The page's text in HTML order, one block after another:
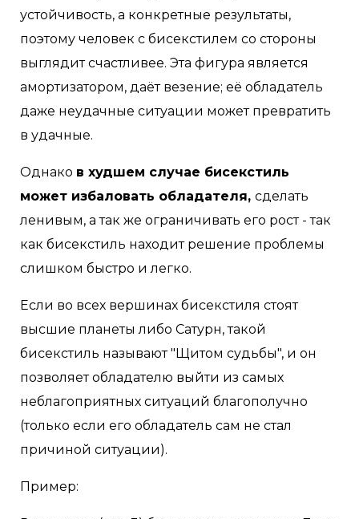
устойчивость, а конкретные результаты,
поэтому человек с бисекстилем со стороны
выглядит счастливее. Эта фигура является
амортизатором, даёт везение; её обладатель
даже неудачные ситуации может превратить
в удачные.
Однако в худшем случае бисекстиль
может избаловать обладателя, сделать
ленивым, а так же ограничивать его рост - так
как бисекстиль находит решение проблемы
слишком быстро и легко.
Если во всех вершинах бисекстиля стоят
высшие планеты либо Сатурн, такой
бисекстиль называют "Щитом судьбы", и он
позволяет обладателю выйти из самых
неблагоприятных ситуаций благополучно
(только если его обладатель сам не стал
причиной ситуации).
Пример: